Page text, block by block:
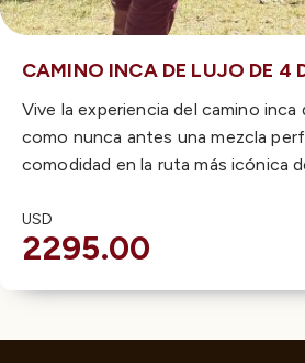
CAMINO INCA DE LUJO DE 4
Vive la experiencia del camino inca
como nunca antes una mezcla
comodidad en la ruta más icónica
USD
2295.00